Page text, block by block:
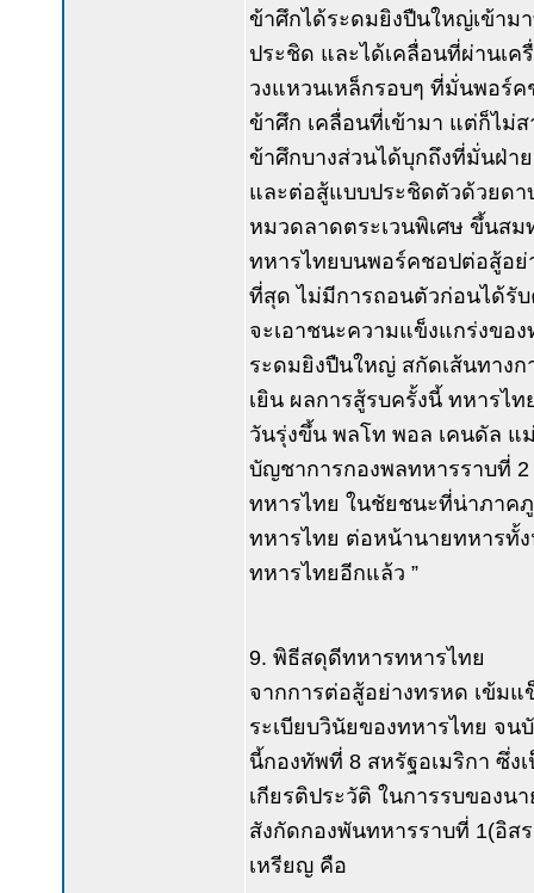
ข้าศึกได้ระดมยิงปืนใหญ่เข้าม
ประชิด และได้เคลื่อนที่ผ่านเ
วงแหวนเหล็กรอบๆ ที่มั่นพอร์
ข้าศึก เคลื่อนที่เข้ามา แต่ก็ไม่
ข้าศึกบางส่วนได้บุกถึงที่มั่นฝ่า
และต่อสู้แบบประชิดตัวด้วยด
หมวดลาดตระเวนพิเศษ ขึ้นส
ทหารไทยบนพอร์คชอปต่อสู้อ
ที่สุด ไม่มีการถอนตัวก่อนได้รับ
จะเอาชนะความแข็งแกร่งขอ
ระดมยิงปืนใหญ่ สกัดเส้นทาง
เยิน ผลการสู้รบครั้งนี้ ทหารไ
วันรุ่งขึ้น พลโท พอล เคนดัล แ
บัญชาการกองพลทหารราบที่
ทหารไทย ในชัยชนะที่น่าภาค
ทหารไทย ต่อหน้านายทหารทั้ง
ทหารไทยอีกแล้ว ”
9. พิธีสดุดีทหารทหารไทย
จากการต่อสู้อย่างทรหด เข้ม
ระเบียบวินัยของทหารไทย จ
นี้กองทัพที่ 8 สหรัฐอเมริกา ซึ่ง
เกียรติประวัติ ในการรบของ
สังกัดกองพันทหารราบที่ 1(อิ
เหรียญ คือ